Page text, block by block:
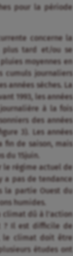
pour la période
concerne la
plus tard et/ou se
moyennes en
cumuls journaliers
années sèches. La
1993, les années
à la fois
des années
3). Les années
fin de saison, mais
du 15juin.
le régime actuel de
a pas de tendance
la partie Ouest du
humides.
climat dû à l’action
? Il est difficile de
le climat doit être
études ont